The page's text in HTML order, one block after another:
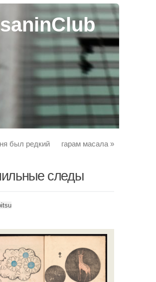
был редкий гарам масала »
следы